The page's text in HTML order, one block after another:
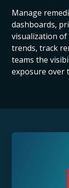
Manage
dashboards,
visualization
trends, track
teams the
exposure over